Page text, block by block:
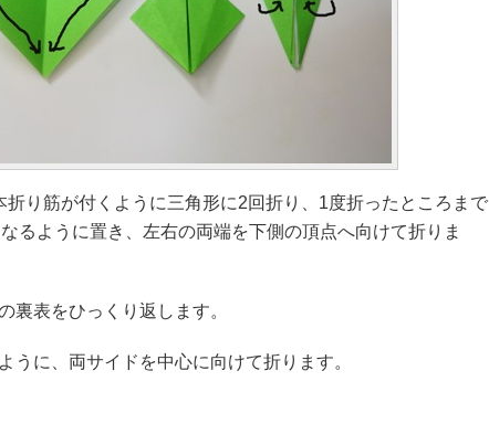
折り筋が付くように三角形に2回折り、1度折ったところまで
るように置き、左右の両端を下側の頂点へ向けて折りま
裏表をひっくり返します。
うに、両サイドを中心に向けて折ります。